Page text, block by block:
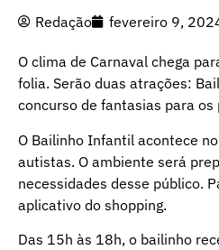
Redação fevereiro 9,
O clima de Carnaval chega
folia. Serão duas atrações:
concurso de fantasias para os
O Bailinho Infantil acontece
autistas. O ambiente será
necessidades desse público.
aplicativo do shopping.
Das 15h às 18h, o bailinho